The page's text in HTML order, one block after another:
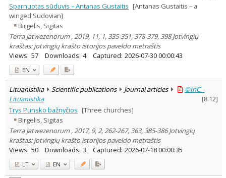
Sparnuotas sūduvis – Antanas Gustaitis [Antanas Gustaitis – a
winged Sudovian]
Birgelis, Sigitas
Terra Jatwezenorum , 2019, 11, 1, 335-351, 378-379, 398 Jotvingių
kraštas: jotvingių krašto istorijos paveldo metraštis
Views: 57 Downloads: 4 Captured: 2026-07-30 00:00:43
EN
Lituanistika Scientific publications Journal articles
©InC –
Lituanistika
[8.12]
Trys Punsko bažnyčios [Three churches]
Birgelis, Sigitas
Terra Jatwezenorum , 2017, 9, 2, 262-267, 363, 385-386 Jotvingių
kraštas: jotvingių krašto istorijos paveldo metraštis
Views: 50 Downloads: 3 Captured: 2026-07-18 00:00:35
LT EN